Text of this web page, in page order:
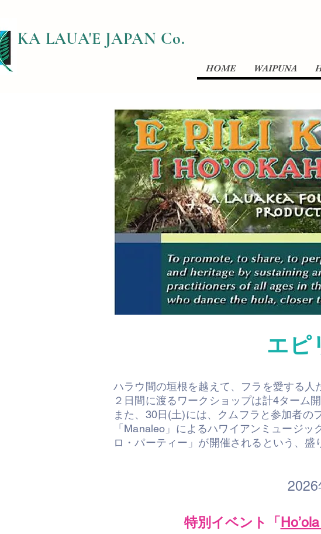
​KA LAUA'E JAPAN Co.
HOME WAIPUNA
エピ
ハラウ間の垣根を越えて、フラを愛する人
２日間に渡るワークショップは計4ターム
また、30日(土)には、クムフラと参加者の
「Manaleo」によるハワイアンミュージ
ロ・パーティー」が開催されるという、盛
2026
​特別イベント「